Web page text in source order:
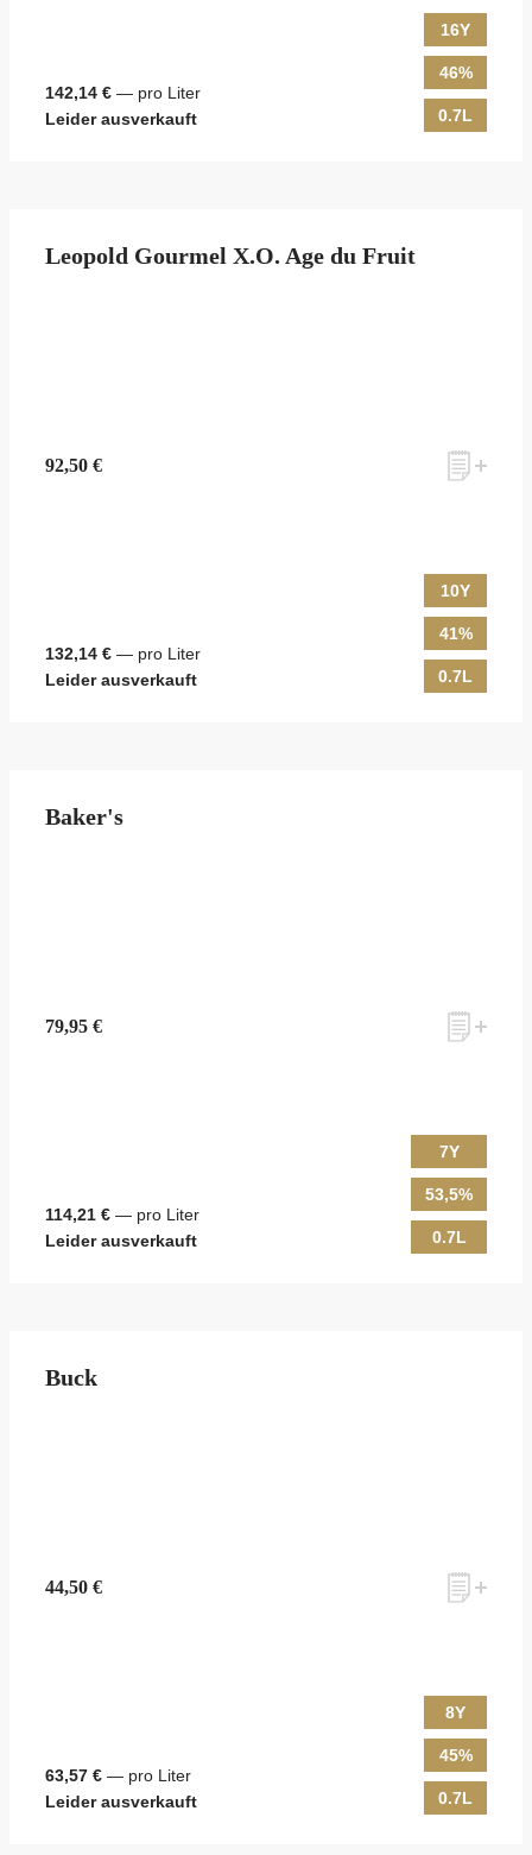
142,14 € — pro Liter
Leider ausverkauft
16Y
46%
0.7L
Leopold Gourmel X.O. Age du Fruit
92,50 €
132,14 € — pro Liter
Leider ausverkauft
10Y
41%
0.7L
Baker's
79,95 €
114,21 € — pro Liter
Leider ausverkauft
7Y
53,5%
0.7L
Buck
44,50 €
63,57 € — pro Liter
Leider ausverkauft
8Y
45%
0.7L
Möchten Sie ein für Newsletter-Abonnenten exklusives Monats-
gehalten werden? Dann melden Sie sich hier für unseren Newsletter